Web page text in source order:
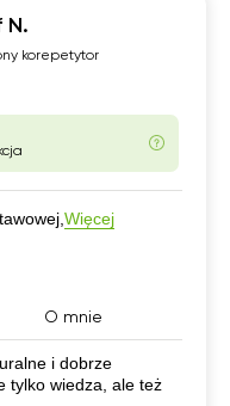
N.
korepetytor
Więcej
O mnie
i dobrze
tylko wiedza, ale też